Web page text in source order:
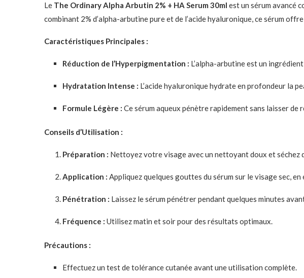
Le The Ordinary Alpha Arbutin 2% + HA Serum 30ml est un sérum avancé
combinant 2% d’alpha-arbutine pure et de l’acide hyaluronique, ce sérum
Caractéristiques Principales :
Réduction de l’Hyperpigmentation : L’alpha-arbutine est un
Hydratation Intense : L’acide hyaluronique hydrate en profondeur la
Formule Légère : Ce sérum aqueux pénètre rapidement sans laisser de
Conseils d’Utilisation :
Préparation : Nettoyez votre visage avec un nettoyant doux et séchez
Application : Appliquez quelques gouttes du sérum sur le visage sec,
Pénétration : Laissez le sérum pénétrer pendant quelques minutes
Fréquence : Utilisez matin et soir pour des résultats optimaux.
Précautions :
Effectuez un test de tolérance cutanée avant une utilisation complète.